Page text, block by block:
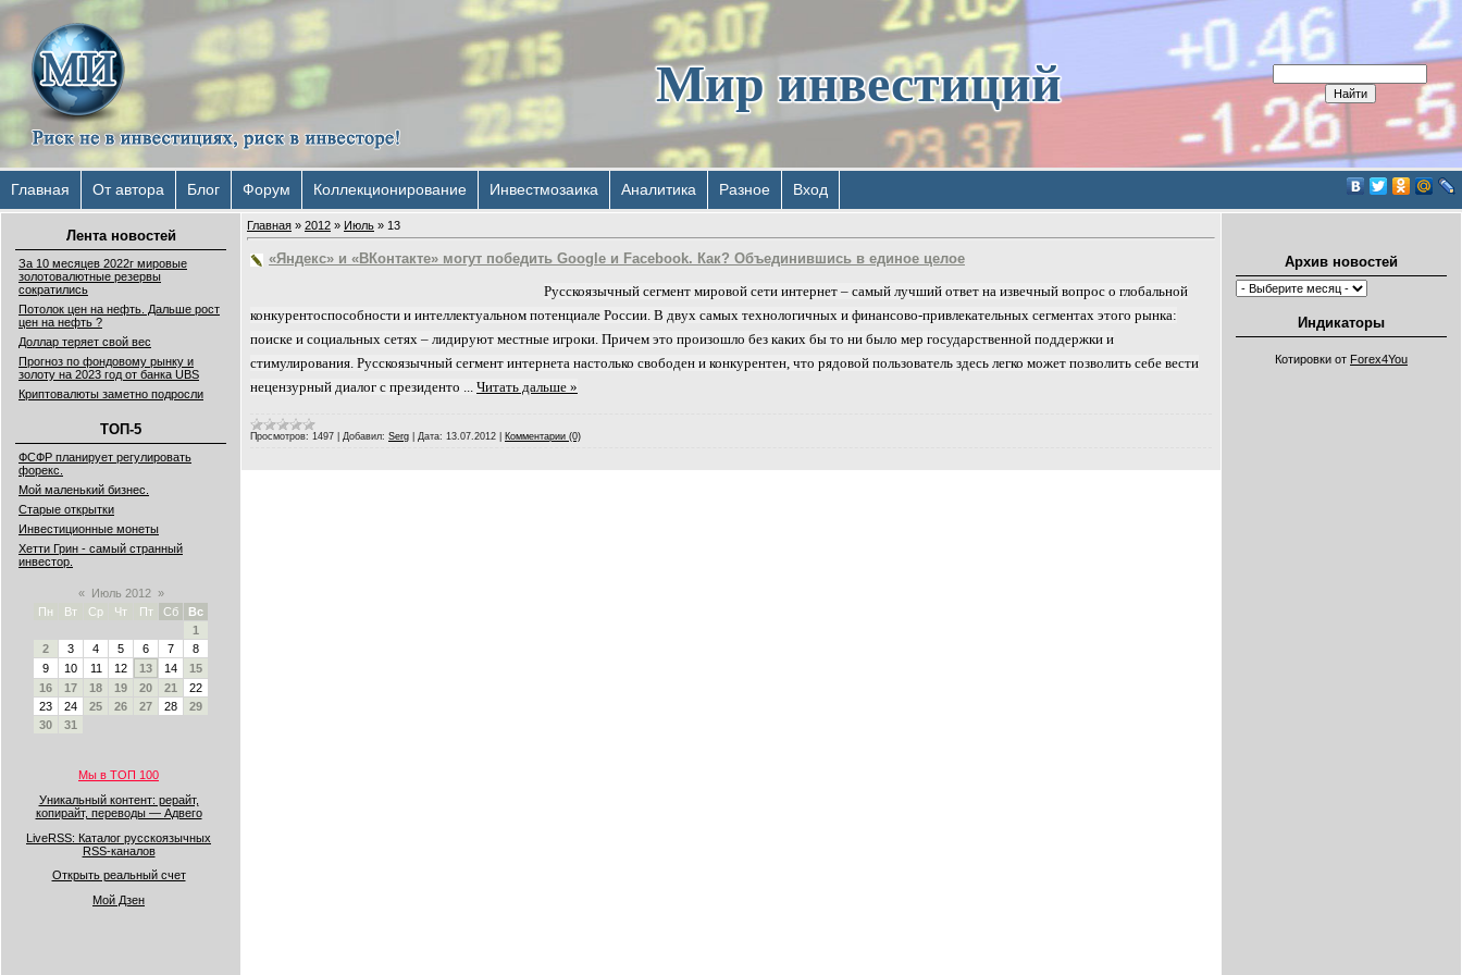
Мир инвестиций
Главная От автора Блог Форум Коллекционирование Инвестмозаика Аналитика Разное Вход
Лента новостей
За 10 месяцев 2022г мировые
золотовалютные резервы
сократились
Потолок цен на нефть. Дальше рост
цен на нефть ?
Доллар теряет свой вес
Прогноз по фондовому рынку и
золоту на 2023 год от банка UBS
Криптовалюты заметно подросли
ТОП-5
ФСФР планирует регулировать
форекс.
Мой маленький бизнес.
Старые открытки
Инвестиционные монеты
Хетти Грин - самый странный
инвестор.
« Июль 2012 »
Пн
Вт Ср Чт Пт Сб
Вс
1
2
3 4 5 6 7
8
9
10 11 12 13 14
15
16
17 18 19 20 21
22
23
24 25 26 27 28
29
30
31
Мы в ТОП 100
Уникальный контент: рерайт,
копирайт, переводы — Адвего
LiveRSS: Каталог русскоязычных
RSS-каналов
Открыть реальный счет
Мой Дзен
Главная » 2012 » Июль » 13
«Яндекс» и «ВКонтакте» могут победить Google и Facebook. Как? Объединившись в единое целое
Русскоязычный сегмент мировой сети интернет – самый лучший ответ на извечный вопрос о глобальной
конкурентоспособности и интеллектуальном потенциале России. В двух самых технологичных и финансово-привлекательных сегментах этого рынка:
поиске и социальных сетях – лидируют местные игроки. Причем это произошло без каких бы то ни было мер государственной поддержки и
стимулирования. Русскоязычный сегмент интернета настолько свободен и конкурентен, что рядовой пользователь здесь легко может позволить себе вести
нецензурный диалог с президенто ... Читать дальше »
Просмотров: 1497 Добавил: Serg Дата: 13.07.2012 Комментарии (0)
Архив новостей
Индикаторы
Котировки от Forex4You